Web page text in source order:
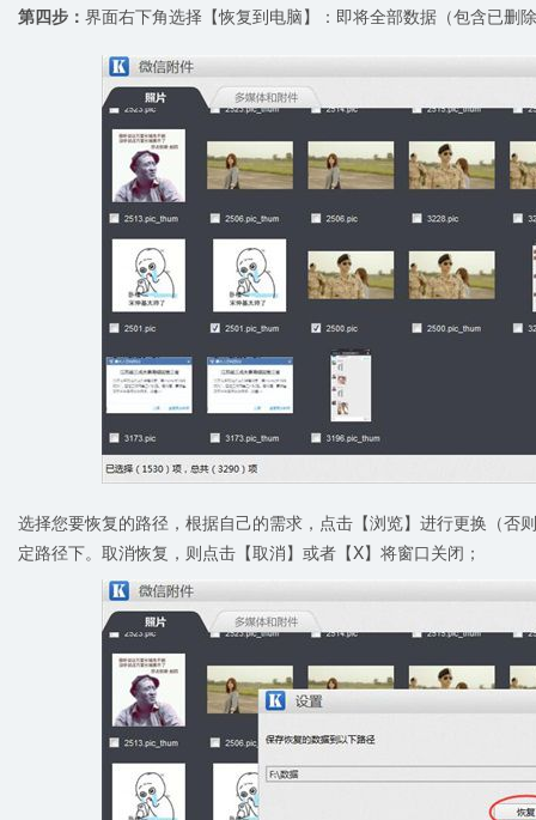
第四步： 界面右下角选择【恢复到电脑】：即将全部数据（包含已删
选择您要恢复的路径，根据自己的需求，点击【浏览】进行更换（否
定路径下。取消恢复，则点击【取消】或者【X】将窗口关闭；